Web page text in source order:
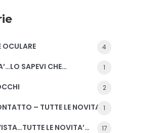
OCULARE 4
SAPEVI CHE… 1
2
– TUTTE LE NOVITA' 1
LE NOVITA’… 17